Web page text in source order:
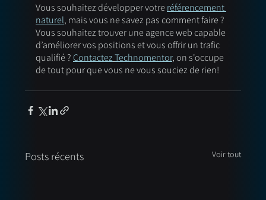
Vous souhaitez développer votre référencement
naturel, mais vous ne savez pas comment faire ?
Vous souhaitez trouver une agence web capable
d’améliorer vos positions et vous offrir un trafic
qualifié ? ContactezTechnomentor, on s'occupe
de tout pour que vous ne vous souciez de rien!
Posts récents Voir tout